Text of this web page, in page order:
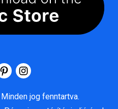
Minden jog fenntartva.